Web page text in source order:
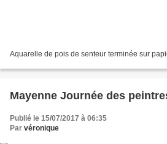
Aquarelle de pois de senteur terminée sur
Mayenne Journée des
Publié le 15/07/2017 à 06:35
Par véronique